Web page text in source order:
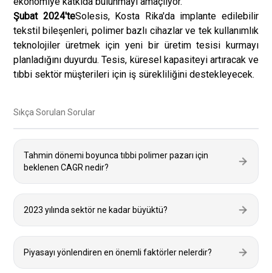
Şubat 2024'teSolesis, Kosta Rika'da implante edilebilir
tekstil bileşenleri, polimer bazlı cihazlar ve tek kullanımlık
teknolojiler üretmek için yeni bir üretim tesisi kurmayı
planladığını duyurdu. Tesis, küresel kapasiteyi artıracak ve
tıbbi sektör müşterileri için iş sürekliliğini destekleyecek.
Sıkça Sorulan Sorular
Tahmin dönemi boyunca tıbbi polimer pazarı için
beklenen CAGR nedir?
2023 yılında sektör ne kadar büyüktü?
Piyasayı yönlendiren en önemli faktörler nelerdir?